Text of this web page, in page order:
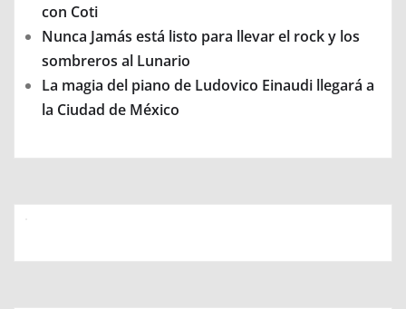
con Coti
Nunca Jamás está listo para llevar el rock y los
sombreros al Lunario
La magia del piano de Ludovico Einaudi llegará a
la Ciudad de México